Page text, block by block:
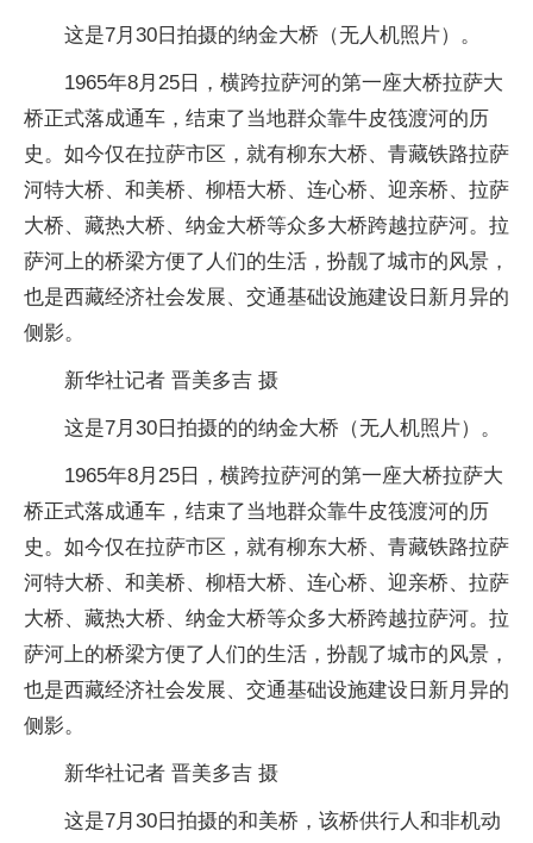
这是7月30日拍摄的纳金大桥（无人机照片）。
1965年8月25日，横跨拉萨河的第一座大桥拉萨大
桥正式落成通车，结束了当地群众靠牛皮筏渡河的历
史。如今仅在拉萨市区，就有柳东大桥、青藏铁路拉萨
河特大桥、和美桥、柳梧大桥、连心桥、迎亲桥、拉萨
大桥、藏热大桥、纳金大桥等众多大桥跨越拉萨河。拉
萨河上的桥梁方便了人们的生活，扮靓了城市的风景，
也是西藏经济社会发展、交通基础设施建设日新月异的
侧影。
新华社记者 晋美多吉 摄
这是7月30日拍摄的的纳金大桥（无人机照片）。
1965年8月25日，横跨拉萨河的第一座大桥拉萨大
桥正式落成通车，结束了当地群众靠牛皮筏渡河的历
史。如今仅在拉萨市区，就有柳东大桥、青藏铁路拉萨
河特大桥、和美桥、柳梧大桥、连心桥、迎亲桥、拉萨
大桥、藏热大桥、纳金大桥等众多大桥跨越拉萨河。拉
萨河上的桥梁方便了人们的生活，扮靓了城市的风景，
也是西藏经济社会发展、交通基础设施建设日新月异的
侧影。
新华社记者 晋美多吉 摄
这是7月30日拍摄的和美桥，该桥供行人和非机动